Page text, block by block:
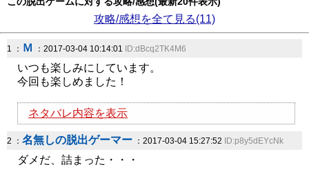
攻略/感想を全て見る(11)
1 ： Ｍ ：2017-03-04 10:14:01 ID:dBcq2TK4M6
いつも楽しみにしています。
今回も楽しめました！
ネタバレ内容を表示
2 ： 名無しの脱出ゲーマー ：2017-03-04 15:27:52 ID:p8y5dEYcNk
ダメだ、詰まった・・・